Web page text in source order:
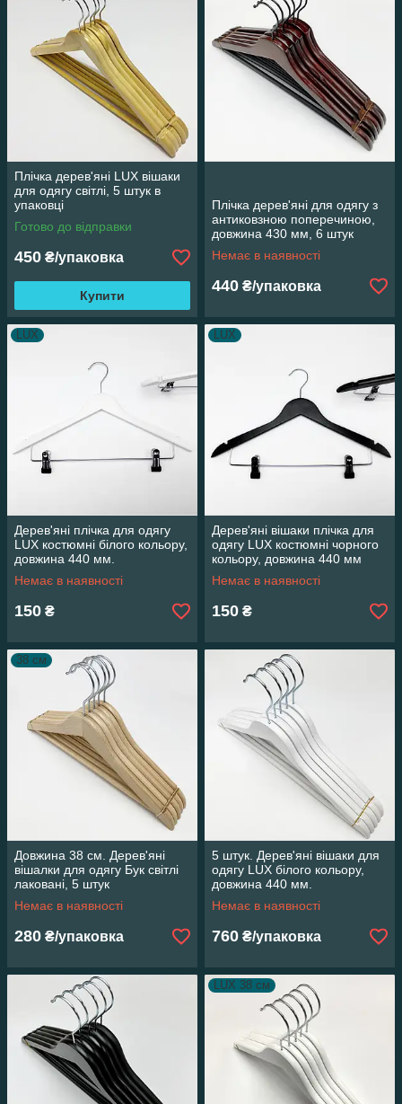
Плічка дерев'яні LUX вішаки
для одягу світлі, 5 штук в
упаковці
Готово до відправки
450 ₴/упаковка
Купити
Плічка дерев'яні для одягу з
антиковзною поперечиною,
довжина 430 мм, 6 штук
Немає в наявності
440 ₴/упаковка
LUX
Дерев'яні плічка для одягу
LUX костюмні білого кольору,
довжина 440 мм.
Немає в наявності
150 ₴
LUX
Дерев'яні вішаки плічка для
одягу LUX костюмні чорного
кольору, довжина 440 мм
Немає в наявності
150 ₴
38 см
Довжина 38 см. Дерев'яні
вішалки для одягу Бук світлі
лаковані, 5 штук
Немає в наявності
280 ₴/упаковка
5 штук. Дерев'яні вішаки для
одягу LUX білого кольору,
довжина 440 мм.
Немає в наявності
760 ₴/упаковка
LUX 38 см